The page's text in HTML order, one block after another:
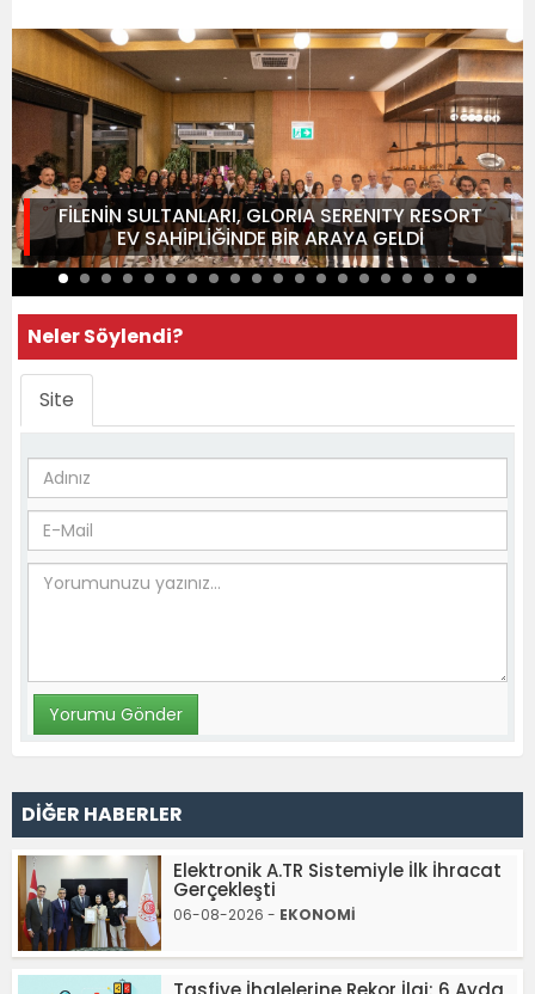
FİLENİN SULTANLARI, GLORIA SERENITY RESORT
EV SAHİPLİĞİNDE BİR ARAYA GELDİ
Neler Söylendi?
Site
DİĞER HABERLER
Elektronik A.TR Sistemiyle İlk İhracat
Gerçekleşti
06-08-2026 - EKONOMİ